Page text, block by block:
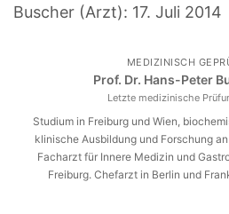
Buscher (Arzt): 17. Juli 2014
MEDIZINISCH
Prof. Dr. Hans-Peter
Letzte medizinische
Studium in Freiburg und Wien,
klinische Ausbildung und Forschung
Facharzt für Innere Medizin und
Freiburg. Chefarzt in Berlin und